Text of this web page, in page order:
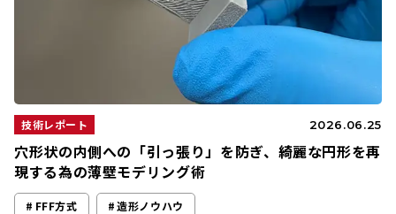
技術レポート 2026.06.25
穴形状の内側への「引っ張り」を防ぎ、綺麗な円形を再
現する為の薄壁モデリング術
FFF方式 造形ノウハウ